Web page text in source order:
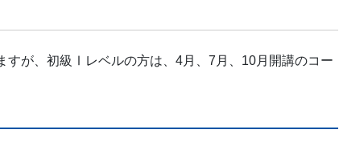
すが、初級Ⅰレベルの方は、4月、7月、10月開講のコー